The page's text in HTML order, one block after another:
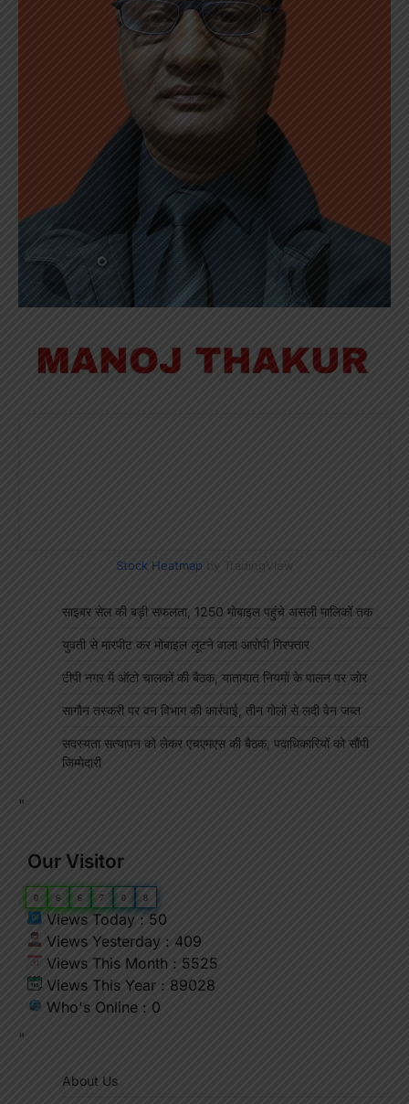
Stock Heatmap by TradingView
साइबर सेल की बड़ी सफलता, 1250 मोबाइल पहुंचे असली मालिकों तक
युवती से मारपीट कर मोबाइल लूटने वाला आरोपी गिरफ्तार
टीपी नगर में ऑटो चालकों की बैठक, यातायात नियमों के पालन पर जोर
सागौन तस्करी पर वन विभाग की कार्रवाई, तीन गोलों से लदी वेन जब्त
सदस्यता सत्यापन को लेकर एचएमएस की बैठक, पदाधिकारियों को सौंपी
जिम्मेदारी
"
Our Visitor
0 6 6 7 0 8
Views Today : 50
Views Yesterday : 409
Views This Month : 5525
Views This Year : 89028
Who's Online : 0
"
About Us